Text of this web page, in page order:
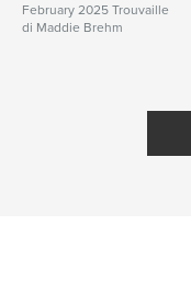
February 2025 Trouvaille
di Maddie Brehm